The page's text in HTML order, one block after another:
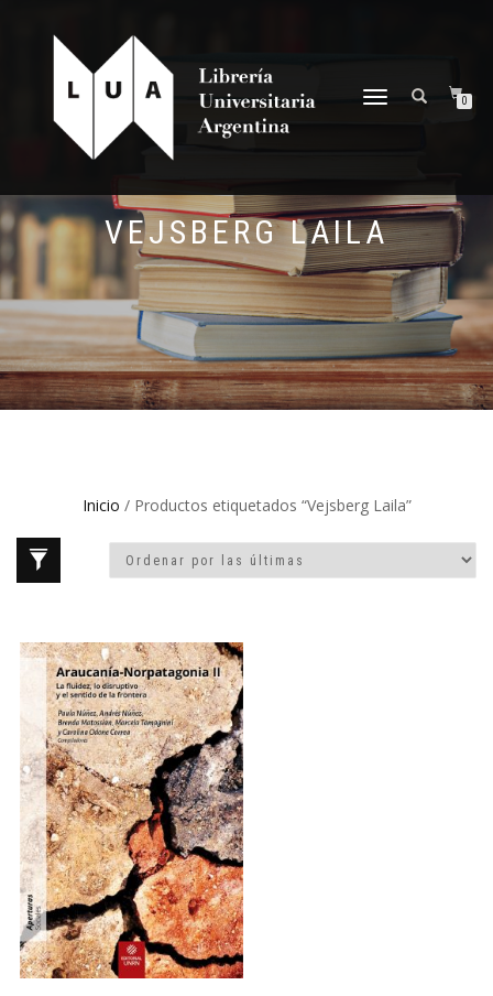
NAVEGACIÓN
0
VEJSBERG LAILA
Inicio / Productos etiquetados “Vejsberg Laila”